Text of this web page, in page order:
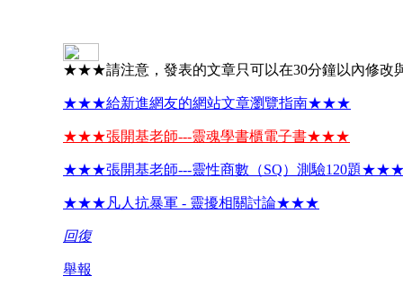
★★★請注意，發表的文章只可以在30分鐘以內修
★★★給新進網友的網站文章瀏覽指南★★★
★★★張開基老師---靈魂學書櫃電子書★★★
★★★張開基老師---靈性商數（SQ）測驗120題
★★★凡人抗暴軍 - 靈擾相關討論★★★
回復
舉報